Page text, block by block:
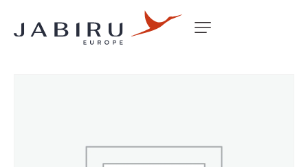
Accueil Non classé